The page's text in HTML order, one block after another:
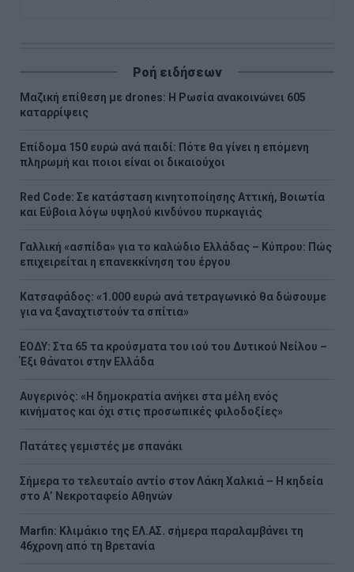
Ροή ειδήσεων
Μαζική επίθεση με drones: Η Ρωσία ανακοινώνει 605
καταρρίψεις
Επίδομα 150 ευρώ ανά παιδί: Πότε θα γίνει η επόμενη
πληρωμή και ποιοι είναι οι δικαιούχοι
Red Code: Σε κατάσταση κινητοποίησης Αττική, Βοιωτία
και Εύβοια λόγω υψηλού κινδύνου πυρκαγιάς
Γαλλική «ασπίδα» για το καλώδιο Ελλάδας – Κύπρου: Πώς
επιχειρείται η επανεκκίνηση του έργου
Κατσαφάδος: «1.000 ευρώ ανά τετραγωνικό θα δώσουμε
για να ξαναχτιστούν τα σπίτια»
ΕΟΔΥ: Στα 65 τα κρούσματα του ιού του Δυτικού Νείλου –
Έξι θάνατοι στην Ελλάδα
Αυγερινός: «Η δημοκρατία ανήκει στα μέλη ενός
κινήματος και όχι στις προσωπικές φιλοδοξίες»
Πατάτες γεμιστές με σπανάκι
Σήμερα το τελευταίο αντίο στον Λάκη Χαλκιά – Η κηδεία
στο Α’ Νεκροταφείο Αθηνών
Marfin: Κλιμάκιο της ΕΛ.ΑΣ. σήμερα παραλαμβάνει τη
46χρονη από τη Βρετανία